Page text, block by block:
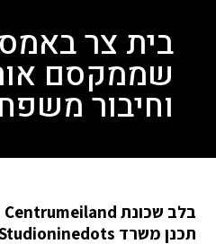
בית צר
שממקסם
וחיבור